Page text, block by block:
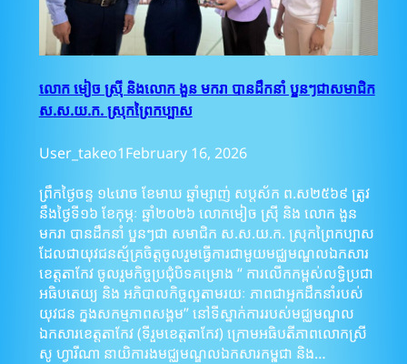
លោក មៀច ស្រ៊ី និងលោក ងួន មករា បានដឹកនាំ ប្អូនៗជាសមាជិក
ស.ស.យ.ក. ស្រុកព្រៃកប្បាស
User_takeo1February 16, 2026
ព្រឹកថ្ងៃចន្ទ ១៤រោច ខែមាឃ ឆ្នាំម្សាញ់ សប្តស័ក ព.ស២៥៦៩ ត្រូវ
នឹងថ្ងៃទី១៦ ខែកុម្ភៈ ឆ្នាំ២០២៦ លោកមៀច ស្រ៊ី និង លោក ងួន
មករា បានដឹកនាំ ប្អូនៗជា សមាជិក ស.ស.យ.ក. ស្រុកព្រៃកប្បាស
ដែលជាយុវជនស្ម័គ្រចិត្តចូលរួមធ្វើការជាមួយមជ្ឈមណ្ឌលឯកសារ
ខេត្តតាកែវ ចូលរួមកិច្ចប្រជុំបិទគម្រោង “ ការលើកកម្ពស់លទ្ធិប្រជា
អធិបតេយ្យ និង អភិបាលកិច្ចល្អតាមរយៈ ភាពជាអ្នកដឹកនាំរបស់
យុវជន ក្នុងសកម្មភាពសង្គម” នៅទីស្នាក់ការរបស់មជ្ឈមណ្ឌល
ឯកសារខេត្តតាកែវ (ទីរួមខេត្តតាកែវ) ក្រោមអធិបតីភាពលោកស្រី
សូ ហ្វារីណា នាយិការងមជ្ឈមណ្ឌលឯកសារកម្ពុជា និង…